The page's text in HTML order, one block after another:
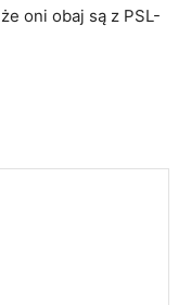
oni obaj są z PSL-